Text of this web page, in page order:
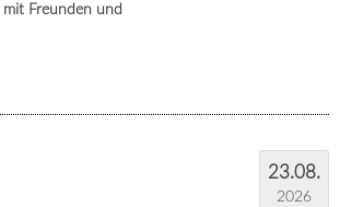
Freunden und
23.08.
2026